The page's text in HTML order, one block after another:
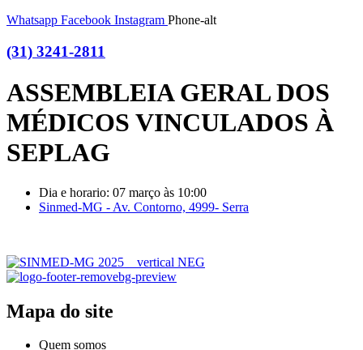
Whatsapp Facebook Instagram Phone-alt
(31) 3241-2811
ASSEMBLEIA GERAL DOS
MÉDICOS VINCULADOS À
SEPLAG
Dia e horario: 07 março às 10:00
Sinmed-MG - Av. Contorno, 4999- Serra
Mapa do site
Quem somos